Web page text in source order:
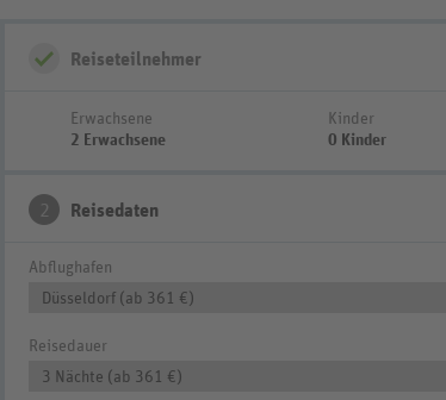
Reiseteilnehmer
Erwachsene
2 Erwachsene
Kinder
0 Kinder
2 Reisedaten
Abflughafen
Düsseldorf (ab 361 €)
Reisedauer
3 Nächte (ab 361 €)